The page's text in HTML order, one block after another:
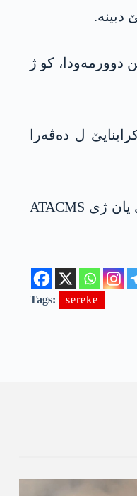
دبینە.
دوورمەودا، کو ژ
ل دەڤەرا
ھەروەسا رۆن کریە، “رێدانا ب ئوکراینایێ ژ بۆ بکارئانینا مۆشەکێن دوورمەودا، کو وەکی سیستەما مۆشەکی یا تاکتیکا ئارتێشا ئامەریکایێ یان ژی ATACMS
Tags: sereke